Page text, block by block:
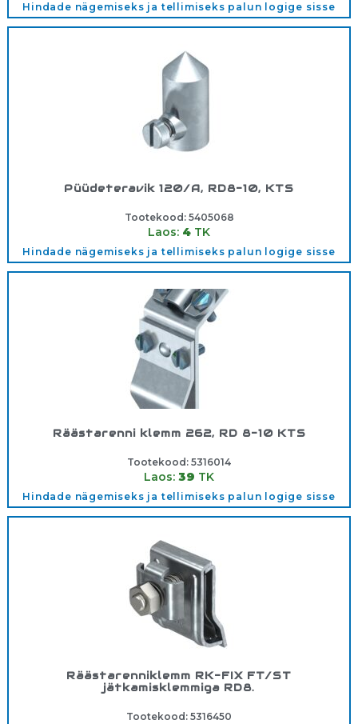
Hindade nägemiseks ja tellimiseks palun logige sisse
Püüdeteravik 120/A, RD8-10, KTS
Tootekood: 5405068
Laos: 4 TK
Hindade nägemiseks ja tellimiseks palun logige sisse
Räästarenni klemm 262, RD 8-10 KTS
Tootekood: 5316014
Laos: 39 TK
Hindade nägemiseks ja tellimiseks palun logige sisse
Räästarenniklemm RK-FIX FT/ST
jätkamisklemmiga RD8.
Tootekood: 5316450